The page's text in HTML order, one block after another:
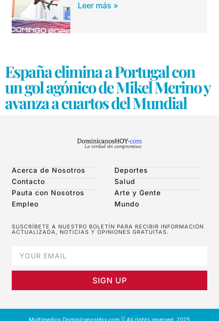
Leer más »
España elimina a Portugal con
un gol agónico de Mikel Merino y
avanza a cuartos del Mundial
Acerca de Nosotros
Contacto
Pauta con Nosotros
Empleo
Deportes
Salud
Arte y Gente
Mundo
SUSCRÍBETE A NUESTRO BOLETÍN PARA RECIBIR INFORMACIÓN
ACTUALIZADA, NOTICIAS Y OPINIONES GRATUITAS.
SIGN UP
Multimedios DominicanosHoy.com || All rights reserved. 2025